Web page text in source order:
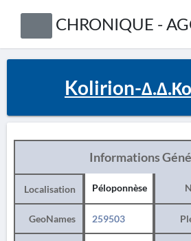
CHRONIQUE -
Kolirion-
Informations
Localisation Péloponnèse
GeoNames 259503